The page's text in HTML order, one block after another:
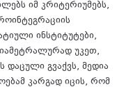
იმ კრიტერიუმებს,
ინსტიტუტები,
უკეთ,
დაცული გვაქვს, მედია
კარგად იცის, რომ